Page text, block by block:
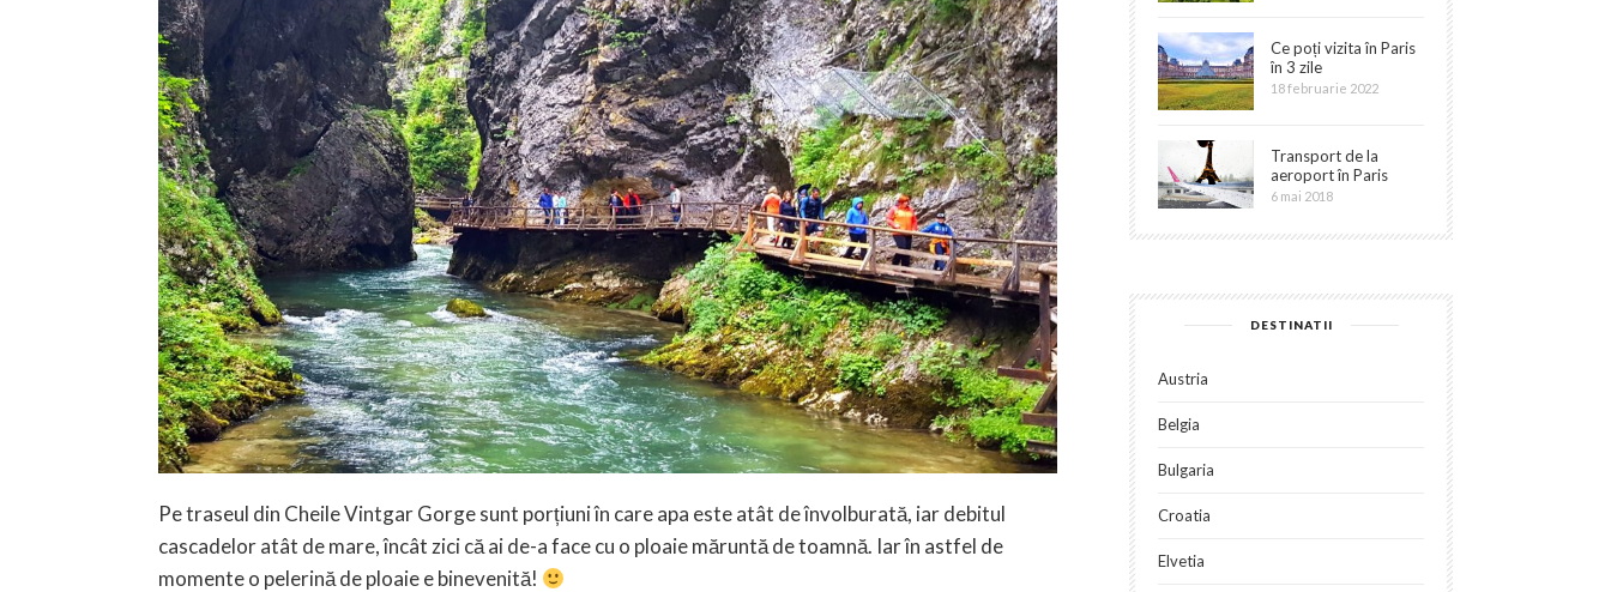
Pe traseul din Cheile Vintgar Gorge sunt porțiuni în care apa este atât de învolburată, iar debitul
cascadelor atât de mare, încât zici că ai de-a face cu o ploaie măruntă de toamnă. Iar în astfel de
momente o pelerină de ploaie e binevenită!
Ce poți vizita în Paris
în 3 zile
18 februarie 2022
Transport de la
aeroport în Paris
6 mai 2018
DESTINATII
Austria
Belgia
Bulgaria
Croatia
Elvetia